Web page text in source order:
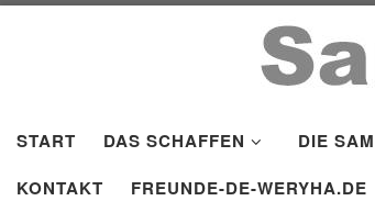
START DAS SCHAFFEN DIE
KONTAKT
FREUNDE-DE-WERYHA.DE